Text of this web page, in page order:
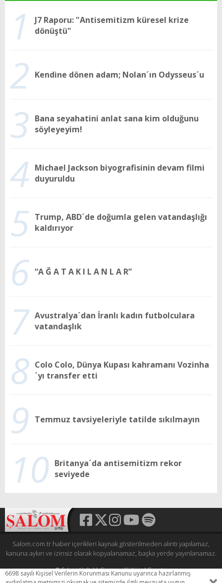
1
J7 Raporu: "Antisemitizm küresel krize
dönüştü"
2 Kendine dönen adam; Nolan´ın Odysseus´u
3 Bana seyahatini anlat sana kim olduğunu
söyleyeyim!
4 Michael Jackson biyografisinin devam filmi
duyuruldu
5 Trump, ABD´de doğumla gelen vatandaşlığı
kaldırıyor
6 “A Ğ A T A K I L A N L A R”
7 Avustralya´dan İranlı kadın futbolculara
vatandaşlık
8 Colo Colo, Dünya Kupası kahramanı Vozinha
´yı transfer etti
9 Temmuz tavsiyeleriyle tatilde sıkılmayın
10 Britanya´da antisemitizm rekor
seviyede
Salom.com.tr haber içerikleri kaynak gösterilmeden alıntı yapılamaz,
kanuna aykırı ve izinsiz olarak kopyalanamaz, başka yerde yayınlanamaz.
© Şalom Haftalık Siyasi ve Kültürel Gazete
Tüm hakları saklıdır.
6698 sayılı Kişisel Verilerin Korunması Kanunu uyarınca hazırlanmış